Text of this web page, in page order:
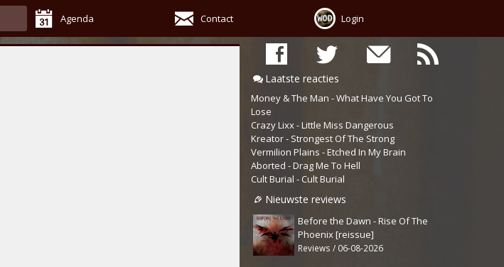
Agenda Contact Login
Laatste reacties
Money & The Man - What Have You Got To
Lose
Crazy Lixx - Little Miss Dangerous
Kreator - Strongest Of The Strong
Vermilion Plains - Etched In My Brain
Aborted - Drag Me To Hell
Cult Burial - Cult Burial
Nieuwste reviews
Before the Dawn - Rise Of The
Phoenix [reissue]
Reviews / 06-08-2026